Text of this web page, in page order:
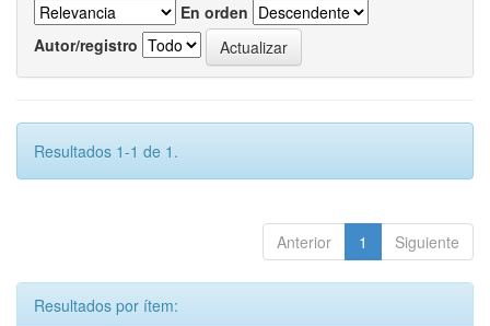
En orden
Autor/registro
Resultados 1-1 de 1.
Anterior 1 Siguiente
Resultados por ítem: